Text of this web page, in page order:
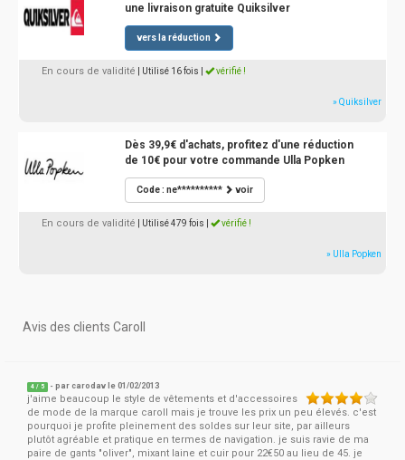
une livraison gratuite Quiksilver
vers la réduction
En cours de validité | Utilisé 16 fois vérifié !
» Quiksilver
Dès 39,9€ d'achats, profitez d'une réduction
de 10€ pour votre commande Ulla Popken
Code : ne********** voir
En cours de validité | Utilisé 479 fois vérifié !
» Ulla Popken
Avis des clients Caroll
4 / 5 - parcarodav le 01/02/2013
j'aime beaucoup le style de vêtements et d'accessoires
de mode de la marque caroll mais je trouve les prix un peu élevés. c'est
pourquoi je profite pleinement des soldes sur leur site, par ailleurs
plutôt agréable et pratique en termes de navigation. je suis ravie de ma
paire de gants "oliver", mixant laine et cuir pour 22€50 au lieu de 45. je